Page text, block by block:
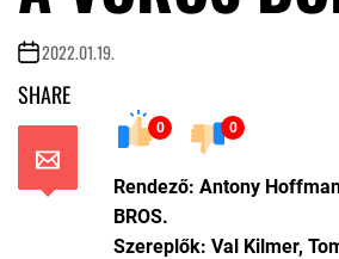
2022.01.19.
SHARE
0 0
Rendező: Antony
BROS.
Szereplők: Val Kilmer,